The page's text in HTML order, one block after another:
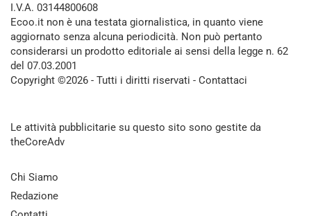
I.V.A. 03144800608
Ecoo.it non è una testata giornalistica, in quanto viene
aggiornato senza alcuna periodicità. Non può pertanto
considerarsi un prodotto editoriale ai sensi della legge n. 62
del 07.03.2001
Copyright ©2026 - Tutti i diritti riservati - Contattaci
Le attività pubblicitarie su questo sito sono gestite da
theCoreAdv
Chi Siamo
Redazione